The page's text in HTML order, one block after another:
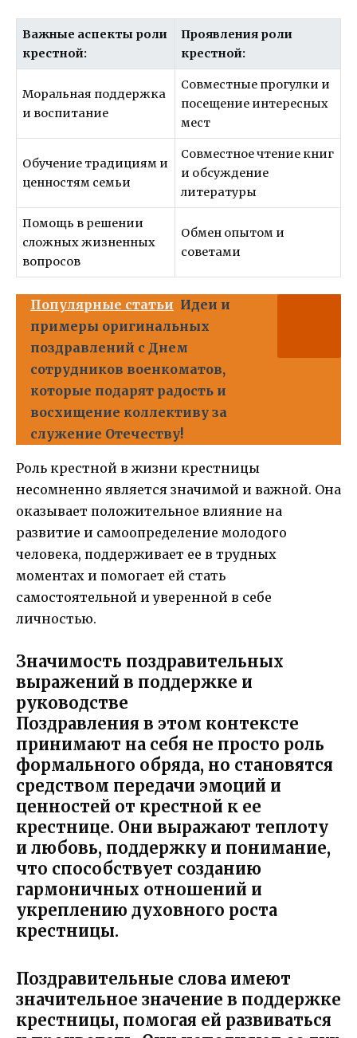
Важные аспекты роли
крестной:
Проявления роли
крестной:
Моральная поддержка
и воспитание
Совместные прогулки и
посещение интересных
мест
Обучение традициям и
ценностям семьи
Совместное чтение книг
и обсуждение
литературы
Помощь в решении
сложных жизненных
вопросов
Обмен опытом и
советами
Популярные статьи Идеи и
примеры оригинальных
поздравлений с Днем
сотрудников военкоматов,
которые подарят радость и
восхищение коллективу за
служение Отечеству!
Роль крестной в жизни крестницы
несомненно является значимой и важной. Она
оказывает положительное влияние на
развитие и самоопределение молодого
человека, поддерживает ее в трудных
моментах и помогает ей стать
самостоятельной и уверенной в себе
личностью.
Значимость поздравительных
выражений в поддержке и
руководстве
Поздравления в этом контексте
принимают на себя не просто роль
формального обряда, но становятся
средством передачи эмоций и
ценностей от крестной к ее
крестнице. Они выражают теплоту
и любовь, поддержку и понимание,
что способствует созданию
гармоничных отношений и
укреплению духовного роста
крестницы.
Поздравительные слова имеют
значительное значение в поддержке
крестницы, помогая ей развиваться